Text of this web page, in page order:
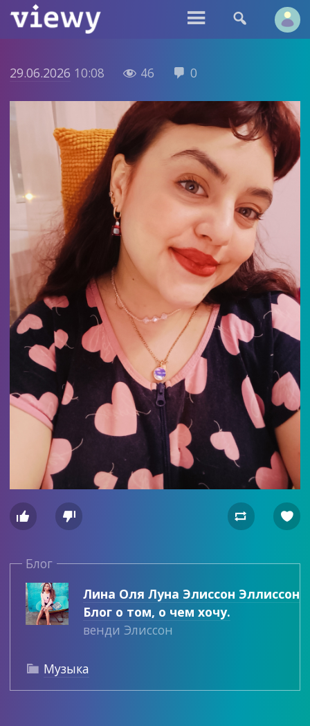
 
29.06.2026 10:08  46  0
   
Блог
Лина Оля Луна Элиссон Эллиссон
Блог о том, о чем хочу.
венди Элиссон
 Музыка